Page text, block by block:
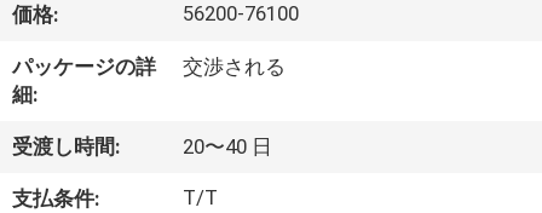
達
に
つ
価格: 56200-76100
パッケージの詳
細:
交渉される
受渡し時間: 20〜40 日
支払条件: T/T